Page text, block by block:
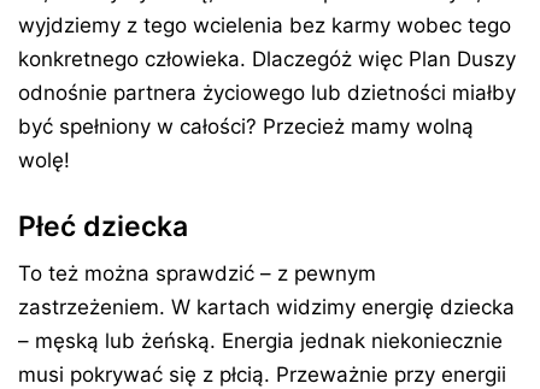
wyjdziemy z tego wcielenia bez karmy wobec tego
konkretnego człowieka. Dlaczegóż więc Plan Duszy
odnośnie partnera życiowego lub dzietności miałby
być spełniony w całości? Przecież mamy wolną
wolę!
Płeć dziecka
To też można sprawdzić – z pewnym
zastrzeżeniem. W kartach widzimy energię dziecka
– męską lub żeńską. Energia jednak niekoniecznie
musi pokrywać się z płcią. Przeważnie przy energii